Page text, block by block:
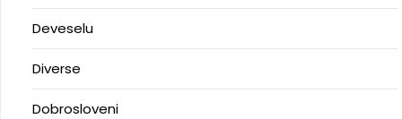
Deveselu
Diverse
Dobrosloveni